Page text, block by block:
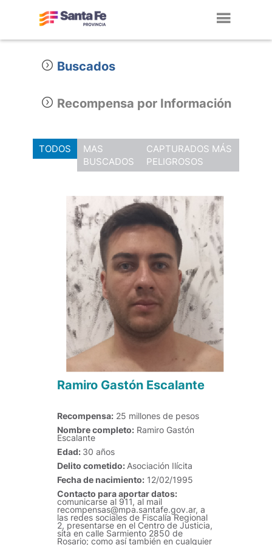
Buscados
Recompensa por Información
TODOS
MAS
BUSCADOS
CAPTURADOS MÁS
PELIGROSOS
Ramiro Gastón Escalante
Recompensa: 25 millones de pesos
Nombre completo: Ramiro Gastón
Escalante
Edad: 30 años
Delito cometido: Asociación Ilícita
Fecha de nacimiento: 12/02/1995
Contacto para aportar datos:
comunicarse al 911, al mail
recompensas@mpa.santafe.gov.ar, a
las redes sociales de Fiscalía Regional
2, presentarse en el Centro de Justicia,
sita en calle Sarmiento 2850 de
Rosario; como así también en cualquier